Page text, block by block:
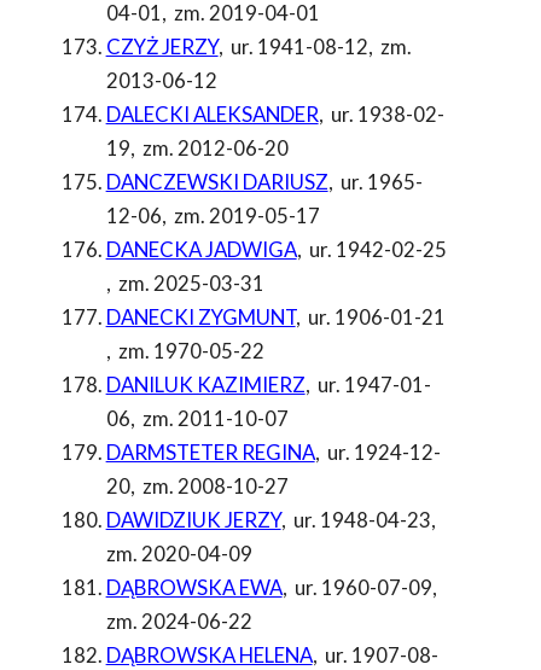
04-01, zm. 2019-04-01
CZYŻ JERZY, ur. 1941-08-12, zm.
2013-06-12
DALECKI ALEKSANDER, ur. 1938-02-
19, zm. 2012-06-20
DANCZEWSKI DARIUSZ, ur. 1965-
12-06, zm. 2019-05-17
DANECKA JADWIGA, ur. 1942-02-25
, zm. 2025-03-31
DANECKI ZYGMUNT, ur. 1906-01-21
, zm. 1970-05-22
DANILUK KAZIMIERZ, ur. 1947-01-
06, zm. 2011-10-07
DARMSTETER REGINA, ur. 1924-12-
20, zm. 2008-10-27
DAWIDZIUK JERZY, ur. 1948-04-23,
zm. 2020-04-09
DĄBROWSKA EWA, ur. 1960-07-09,
zm. 2024-06-22
DĄBROWSKA HELENA, ur. 1907-08-